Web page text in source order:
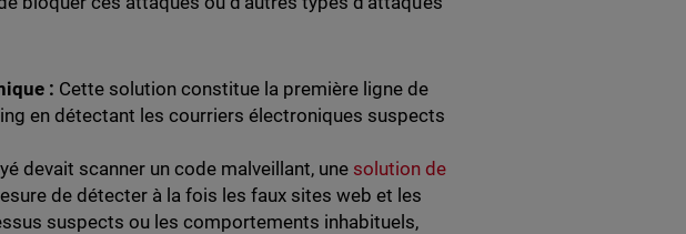
: Cette solution constitue la première ligne de
en détectant les courriers électroniques suspects
devait scanner un code malveillant, une solution de
de détecter à la fois les faux sites web et les
suspects ou les comportements inhabituels,